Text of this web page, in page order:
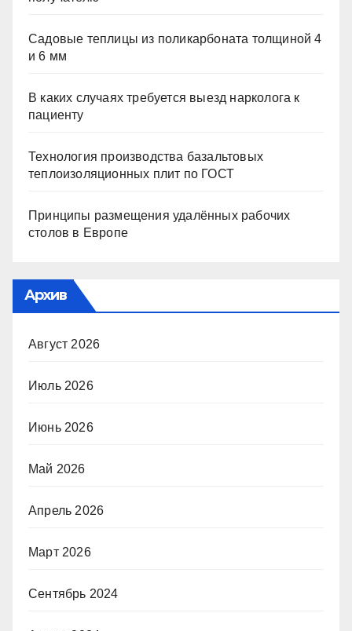
Садовые теплицы из поликарбоната толщиной 4
и 6 мм
В каких случаях требуется выезд нарколога к
пациенту
Технология производства базальтовых
теплоизоляционных плит по ГОСТ
Принципы размещения удалённых рабочих
столов в Европе
Архив
Август 2026
Июль 2026
Июнь 2026
Май 2026
Апрель 2026
Март 2026
Сентябрь 2024